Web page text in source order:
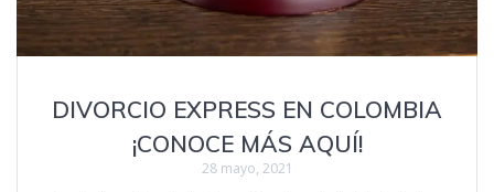
DIVORCIO EXPRESS EN COLOMBIA
¡CONOCE MÁS AQUÍ!
28 mayo, 2021